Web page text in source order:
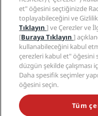
Geliştirme fırsatları
Sorumlu İşletme
Satın Alma
Dijital Erişilebilirlik
Modern Kölelik Beyanı
SSS
Site haritası
Radisson Hotels Markaları
POPÜLER
et" öğesini seçtiğinizde
toplayabileceğini ve
Tıklayın] ve Çerezler ve
[Buraya Tıklayın]
kullanabileceğini kabul
çerezleri kabul et" öğesini
düzgün şekilde çalışması
Daha spesifik seçimler
öğesini seçin.
Tüm